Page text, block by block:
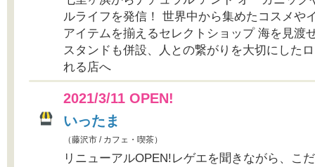
ルライフを発信！ 世界中から集めたコスメや
アイテムを揃えるセレクトショップ 海を見渡
スタンドも併設、人との繋がりを大切にした
れる店へ
2021/3/11 OPEN!
いったま
（藤沢市 / カフェ・喫茶）
リニューアルOPEN!レゲエを聞きながら、こ